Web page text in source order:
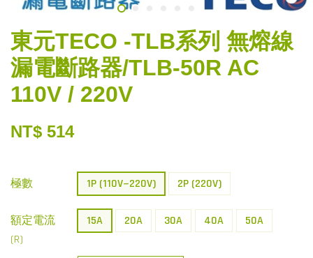
東元TECO -TLB系列 無熔線
漏電斷路器/TLB-50R AC
110V / 220V
NT$ 514
極數 1P (110V~220V) 2P (220V)
額定電流
(R)
15A 20A 30A 40A 50A